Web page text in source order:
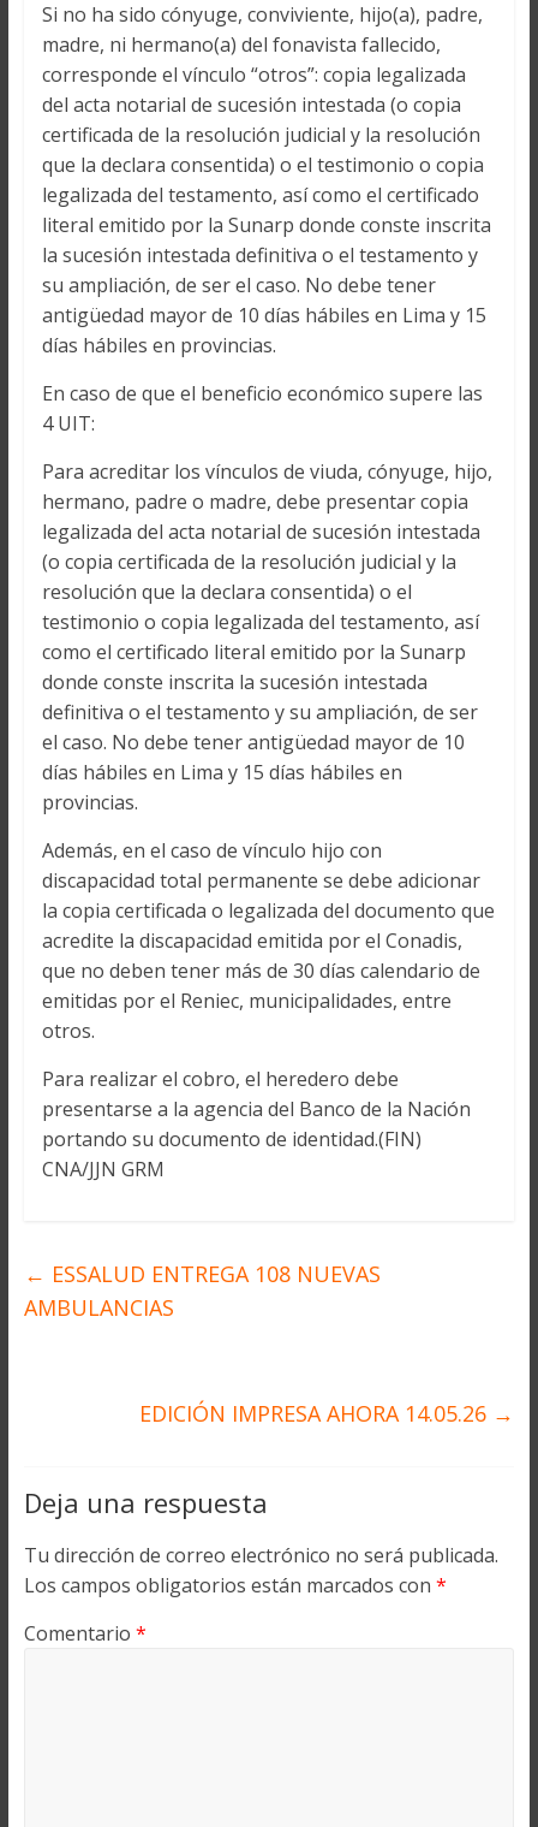
Si no ha sido cónyuge, conviviente, hijo(a), padre,
madre, ni hermano(a) del fonavista fallecido,
corresponde el vínculo “otros”: copia legalizada
del acta notarial de sucesión intestada (o copia
certificada de la resolución judicial y la resolución
que la declara consentida) o el testimonio o copia
legalizada del testamento, así como el certificado
literal emitido por la Sunarp donde conste inscrita
la sucesión intestada definitiva o el testamento y
su ampliación, de ser el caso. No debe tener
antigüedad mayor de 10 días hábiles en Lima y 15
días hábiles en provincias.
En caso de que el beneficio económico supere las
4 UIT:
Para acreditar los vínculos de viuda, cónyuge, hijo,
hermano, padre o madre, debe presentar copia
legalizada del acta notarial de sucesión intestada
(o copia certificada de la resolución judicial y la
resolución que la declara consentida) o el
testimonio o copia legalizada del testamento, así
como el certificado literal emitido por la Sunarp
donde conste inscrita la sucesión intestada
definitiva o el testamento y su ampliación, de ser
el caso. No debe tener antigüedad mayor de 10
días hábiles en Lima y 15 días hábiles en
provincias.
Además, en el caso de vínculo hijo con
discapacidad total permanente se debe adicionar
la copia certificada o legalizada del documento que
acredite la discapacidad emitida por el Conadis,
que no deben tener más de 30 días calendario de
emitidas por el Reniec, municipalidades, entre
otros.
Para realizar el cobro, el heredero debe
presentarse a la agencia del Banco de la Nación
portando su documento de identidad.(FIN)
CNA/JJN GRM
← ESSALUD ENTREGA 108 NUEVAS
AMBULANCIAS
EDICIÓN IMPRESA AHORA 14.05.26 →
Deja una respuesta
Tu dirección de correo electrónico no será publicada.
Los campos obligatorios están marcados con *
Comentario *